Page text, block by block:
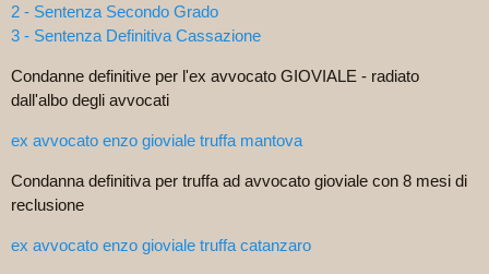
2 - Sentenza Secondo Grado
3 - Sentenza Definitiva Cassazione
Condanne definitive per l'ex avvocato GIOVIALE - radiato
dall'albo degli avvocati
ex avvocato enzo gioviale truffa mantova
Condanna definitiva per truffa ad avvocato gioviale con 8 mesi di
reclusione
ex avvocato enzo gioviale truffa catanzaro